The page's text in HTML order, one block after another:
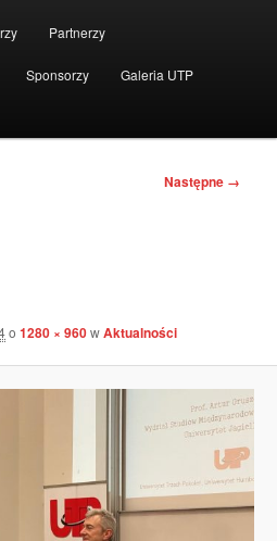
Partnerzy
Sponsorzy Galeria UTP
Następne →
o1280 × 960wAktualności